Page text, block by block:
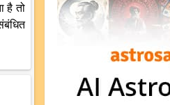
है तो